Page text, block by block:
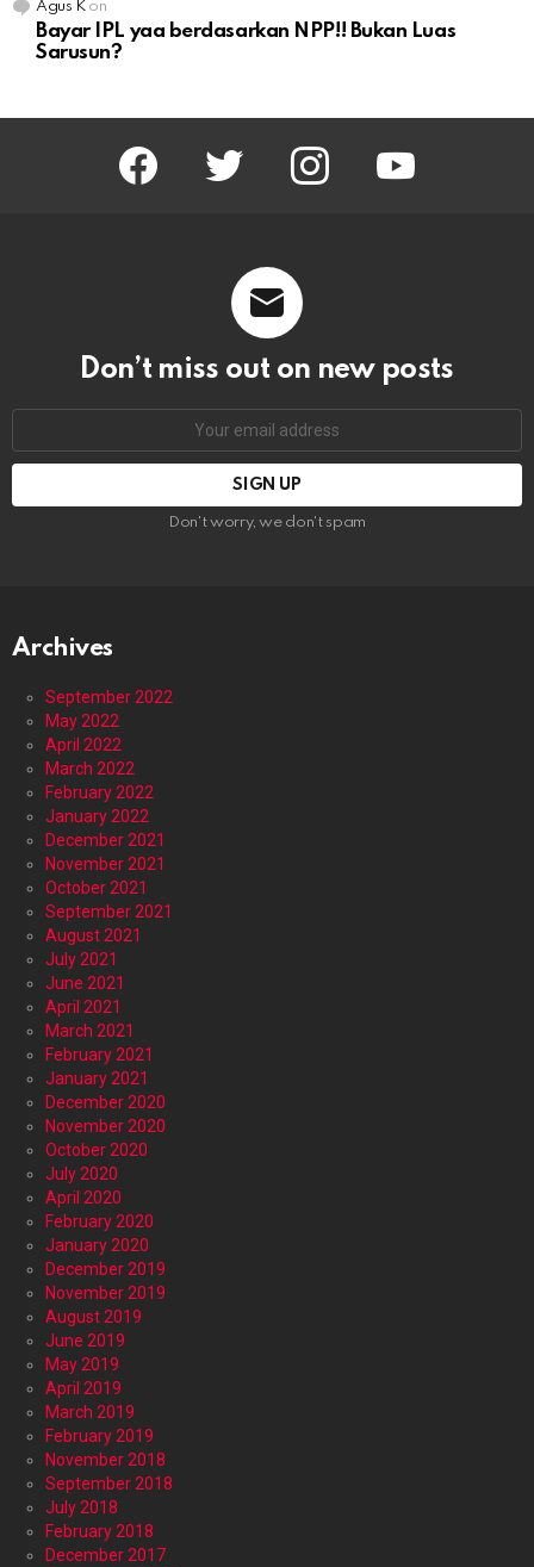
Agus Kon
Bayar IPL yaa berdasarkan NPP!! Bukan Luas
Sarusun?
facebook twitter instagram youtube
Don’t miss out on new posts
Don't worry, we don't spam
Archives
September 2022
May 2022
April 2022
March 2022
February 2022
January 2022
December 2021
November 2021
October 2021
September 2021
August 2021
July 2021
June 2021
April 2021
March 2021
February 2021
January 2021
December 2020
November 2020
October 2020
July 2020
April 2020
February 2020
January 2020
December 2019
November 2019
August 2019
June 2019
May 2019
April 2019
March 2019
February 2019
November 2018
September 2018
July 2018
February 2018
December 2017